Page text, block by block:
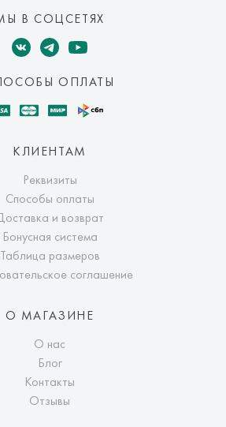
В СОЦСЕТЯХ
ОПЛАТЫ
КЛИЕНТАМ
Реквизиты
Способы оплаты
и возврат
Бонусная система
Таблица размеров
соглашение
О МАГАЗИНЕ
О нас
Блог
Контакты
Отзывы